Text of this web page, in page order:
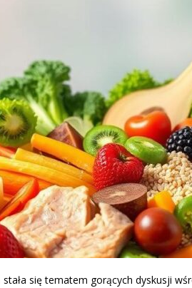
stała się tematem gorących dyskusji